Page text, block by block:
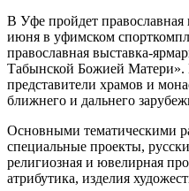
В Уфе пройдет
июня в уфимском
православная выставка-
Табынской Божией Матери».
представители храмов и
ближнего и дальнего
Основными тематическими
специальные проекты,
религиозная и ювелирная
атрибутика, изделия